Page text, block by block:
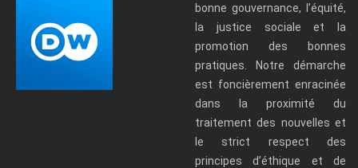
bonne gouvernance, l’équité,
la justice sociale et la
promotion des bonnes
pratiques. Notre démarche
est foncièrement enracinée
dans la proximité du
traitement des nouvelles et
le strict respect des
principes d’éthique et de